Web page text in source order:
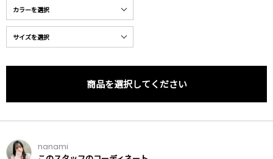
商品を選択してください
nanami